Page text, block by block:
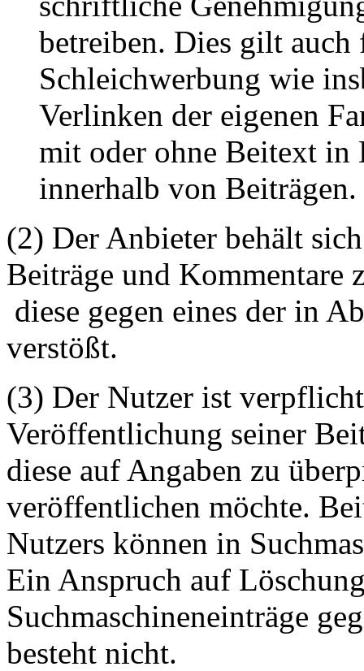
betreiben. Dies gilt auch
Schleichwerbung wie
Verlinken der eigenen
mit oder ohne Beitext in
innerhalb von Beiträgen.
(2) Der Anbieter behält
Beiträge und Kommentare
diese gegen eines der in
verstößt.
(3) Der Nutzer ist
Veröffentlichung seiner
diese auf Angaben zu
veröffentlichen möchte.
Nutzers können in
Ein Anspruch auf
Suchmaschineneinträge
besteht nicht.